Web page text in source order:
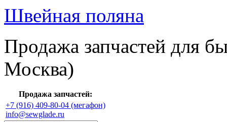
Швейная поляна
Продажа запчастей для
Москва)
Продажа запчастей:
+7 (916) 409-80-04 (мегафон)
info@sewglade.ru